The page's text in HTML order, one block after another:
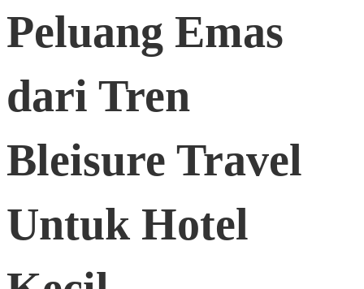
Emas
dari
Tren
Bleisure
Travel
Peluang Emas
dari Tren
Bleisure Travel
Untuk Hotel